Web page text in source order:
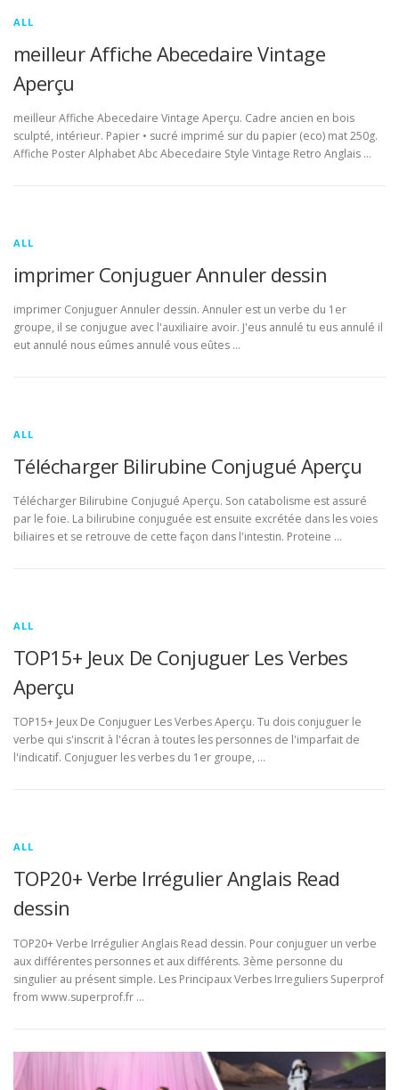
ALL
meilleur Affiche Abecedaire Vintage
Aperçu
meilleur Affiche Abecedaire Vintage Aperçu. Cadre ancien en bois
sculpté, intérieur. Papier • sucré imprimé sur du papier (eco) mat 250g.
Affiche Poster Alphabet Abc Abecedaire Style Vintage Retro Anglais …
ALL
imprimer Conjuguer Annuler dessin
imprimer Conjuguer Annuler dessin. Annuler est un verbe du 1er
groupe, il se conjugue avec l'auxiliaire avoir. J'eus annulé tu eus annulé il
eut annulé nous eûmes annulé vous eûtes …
ALL
Télécharger Bilirubine Conjugué Aperçu
Télécharger Bilirubine Conjugué Aperçu. Son catabolisme est assuré
par le foie. La bilirubine conjuguée est ensuite excrétée dans les voies
biliaires et se retrouve de cette façon dans l'intestin. Proteine …
ALL
TOP15+ Jeux De Conjuguer Les Verbes
Aperçu
TOP15+ Jeux De Conjuguer Les Verbes Aperçu. Tu dois conjuguer le
verbe qui s'inscrit à l'écran à toutes les personnes de l'imparfait de
l'indicatif. Conjuguer les verbes du 1er groupe, …
ALL
TOP20+ Verbe Irrégulier Anglais Read
dessin
TOP20+ Verbe Irrégulier Anglais Read dessin. Pour conjuguer un verbe
aux différentes personnes et aux différents. 3ème personne du
singulier au présent simple. Les Principaux Verbes Irreguliers Superprof
from www.superprof.fr …